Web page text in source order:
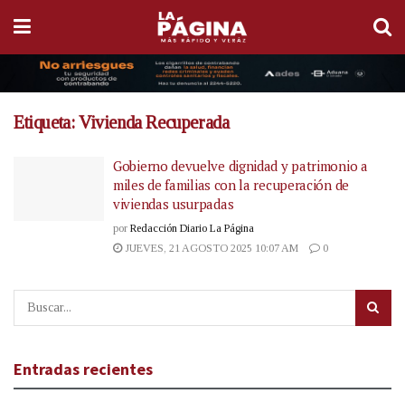
Etiqueta:Vivienda Recuperada
Gobierno devuelve dignidad y patrimonio a
miles de familias con la recuperación de
viviendas usurpadas
por Redacción Diario La Página
JUEVES, 21 AGOSTO 2025 10:07 AM
0
Entradas recientes